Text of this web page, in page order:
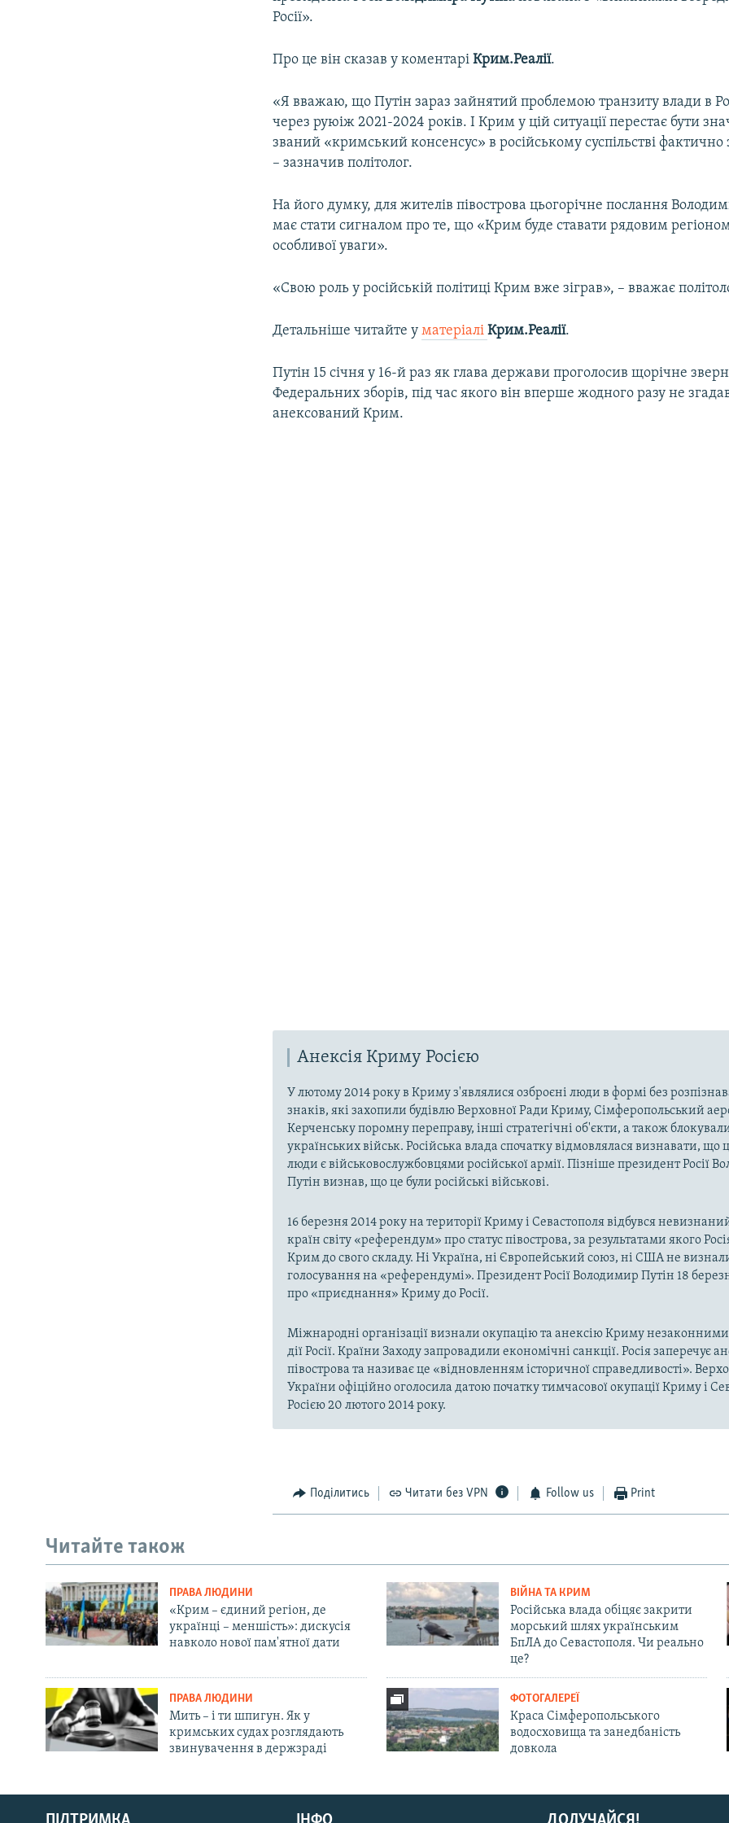
Русский
Росії».
Про це він сказав у коментаріКрим.Реалії.
«Я вважаю, що Путін зараз зайнятий проблемою транзиту влади в
через руюіж 2021-2024 років. І Крим у цій ситуації перестає бути
званий «кримський консенсус» в російському суспільстві фактично
– зазначив політолог.
На його думку, для жителів півострова цьогорічне послання
має стати сигналом про те, що «Крим буде ставати рядовим
особливої уваги».
«Свою роль у російській політиці Крим вже зіграв», – вважає
Детальніше читайте уматеріаліКрим.Реалії.
Путін 15 січня у 16-й раз як глава держави проголосив щорічне
Федеральних зборів, під час якого він вперше жодного разу не
анексований Крим.
Анексія Криму Росією
У лютому 2014 року в Криму з'являлися озброєні люди в формі без
знаків, які захопили будівлю Верховної Ради Криму, Сімферопольський
Керченську поромну переправу, інші стратегічні об'єкти, а також блокували
українських військ. Російська влада спочатку відмовлялася визнавати, що
люди є військовослужбовцями російської армії. Пізніше президент Росії
Путін визнав, що це були російські військові.
16 березня 2014 року на території Криму і Севастополя відбувся
країн світу «референдум» про статус півострова, за результатами якого
Крим до свого складу. Ні Україна, ні Європейський союз, ні США не
голосування на «референдумі». Президент Росії Володимир Путін 18
про «приєднання» Криму до Росії.
Міжнародні організації визнали окупацію та анексію Криму незаконними
дії Росії. Країни Заходу запровадили економічні санкції. Росія заперечує
півострова та називає це «відновленням історичної справедливості».
України офіційно оголосила датою початку тимчасової окупації Криму і
Росією 20 лютого 2014 року.
Поділитись Читати без VPN Follow us Print
Читайте також
ПРАВА ЛЮДИНИ
«Крим – єдиний регіон, де
українці – меншість»: дискусія
навколо нової пам'ятної дати
ВІЙНА ТА КРИМ
Російська влада обіцяє закрити
морський шлях українським
БпЛА до Севастополя. Чи реально
це?
ПРАВА ЛЮДИНИ
Мить – і ти шпигун. Як у
кримських судах розглядають
звинувачення в держзраді
ФОТОГАЛЕРЕЇ
Краса Сімферопольського
водосховища та занедбаність
довкола